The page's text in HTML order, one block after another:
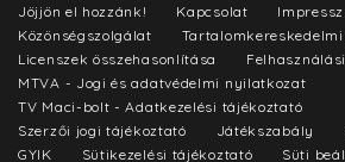
Jöjjön el hozzánk! Kapcsolat
Közönségszolgálat
Tartalomkereskedelmi
Licenszek összehasonlítása
MTVA - Jogi és adatvédelmi nyilatkozat
TV Maci-bolt - Adatkezelési tájékoztató
Szerzői jogi tájékoztató
Játékszabály
GYIK
Sütikezelési tájékoztató Süti